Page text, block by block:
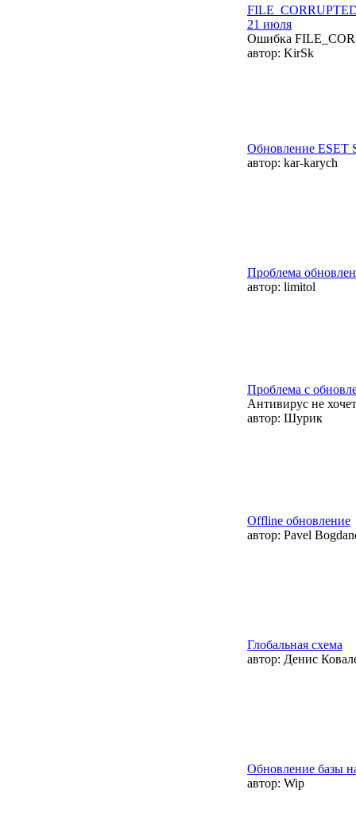
21 июля
Ошибка
автор: KirSk
Обновление ESET
автор: kar-karych
Проблема
автор: limitol
Проблема с
Антивирус не
автор: Шурик
Offline обновление
автор: Pavel
Глобальная схема
автор: Денис
Обновление базы
автор: Wip